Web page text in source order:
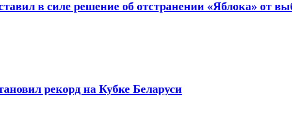
в силе решение об отстранении «Яблока» от
рекорд на Кубке Беларуси